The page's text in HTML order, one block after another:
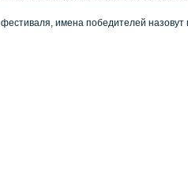
имена победителей назовут